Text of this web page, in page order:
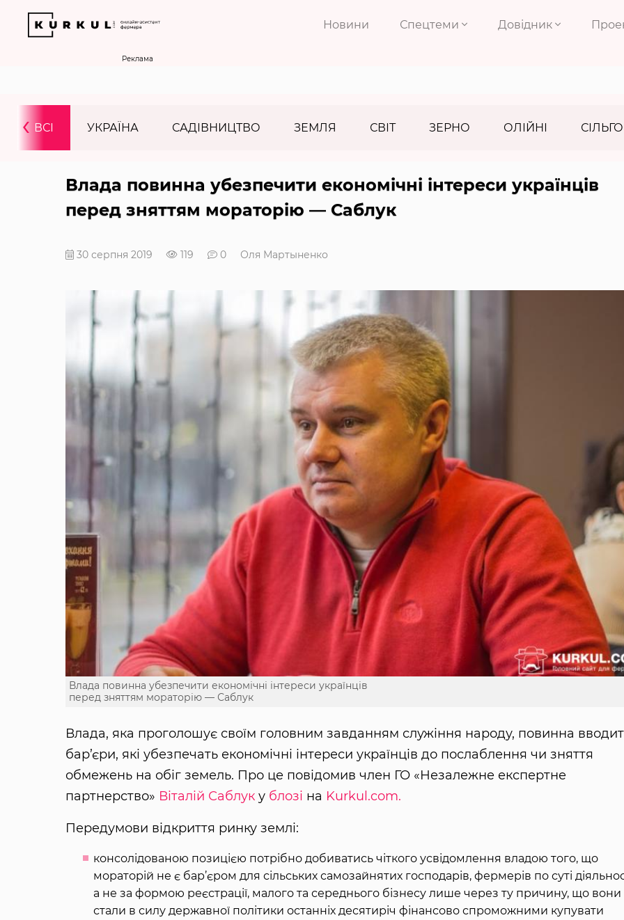
Новини Спецтеми Довідник
Реклама
ВСІ УКРАЇНА САДІВНИЦТВО ЗЕМЛЯ СВІТ ЗЕРНО ОЛІЙНІ
‹
Влада повинна убезпечити економічні інтереси українців
перед зняттям мораторію — Саблук
30 серпня 2019 119 0 Оля Мартыненко
Влада повинна убезпечити економічні інтереси українців
перед зняттям мораторію — Саблук
Влада, яка проголошує своїм головним завданням служіння народу, повинна
бар’єри, які убезпечать економічні інтереси українців до послаблення чи зняття
обмежень на обіг земель. Про це повідомив член ГО «Незалежне експертне
партнерство» Віталій Саблуку блозі на Kurkul.com.
Передумови відкриття ринку землі:
консолідованою позицією потрібно добиватись чіткого усвідомлення владою того, що
мораторій не є бар’єром для сільських самозайнятих господарів, фермерів по суті
а не за формою реєстрації, малого та середнього бізнесу лише через ту причину, що
стали в силу державної політики останніх десятиріч фінансово спроможними купувати